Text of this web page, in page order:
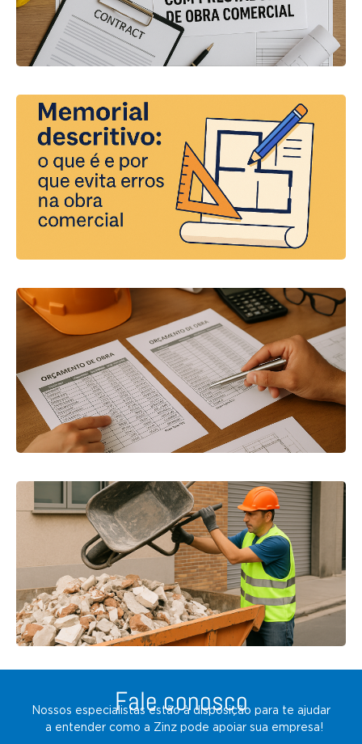
Fale conosco
Nossos especialistas estão à disposição para te ajudar
a entender como a Zinz pode apoiar sua empresa!